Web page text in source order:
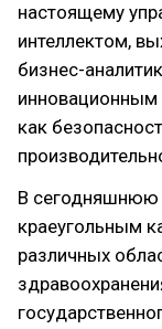
настоящему
интеллектом,
бизнес-
инновационным
как
В сегодняшнюю
краеугольным
различных